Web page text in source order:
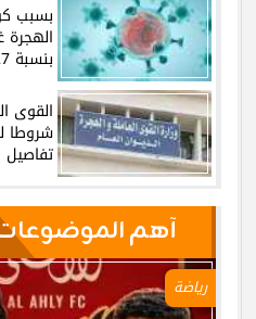
بسبب
الهجرة
بنسبة 27%
القوى
شروطا
تفاصيل
آهم
رياضة